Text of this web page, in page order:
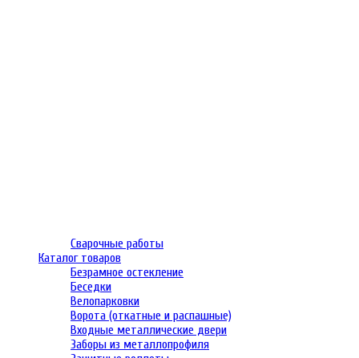
Сварочные работы
Каталог товаров
Безрамное остекление
Беседки
Велопарковки
Ворота (откатные и распашные)
Входные металлические двери
Заборы из металлопрофиля